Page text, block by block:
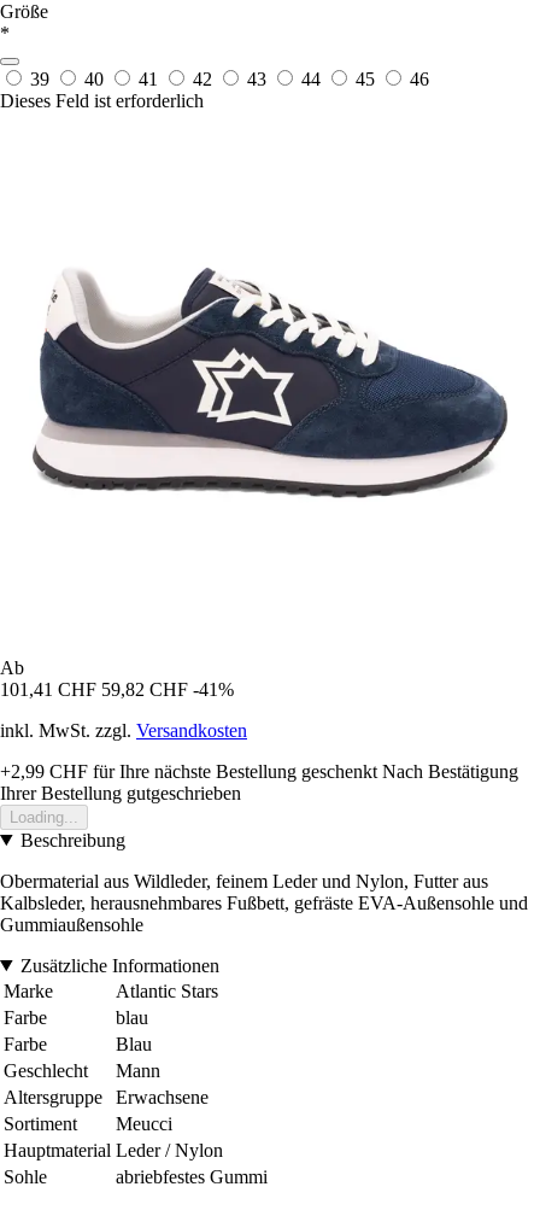
Größe
*
39 40 41 42 43 44 45
46
Dieses Feld ist erforderlich
Ab
101,41 CHF 59,82 CHF -41%
inkl. MwSt. zzgl. Versandkosten
+2,99 CHF für Ihre nächste Bestellung geschenkt Nach Bestätigung
Ihrer Bestellung gutgeschrieben
Loading...
Beschreibung
Obermaterial aus Wildleder, feinem Leder und Nylon, Futter aus
Kalbsleder, herausnehmbares Fußbett, gefräste EVA-Außensohle und
Gummiaußensohle
Zusätzliche Informationen
Marke
Atlantic Stars
Farbe
blau
Farbe
Blau
Geschlecht
Mann
Altersgruppe
Erwachsene
Sortiment
Meucci
Hauptmaterial Leder / Nylon
Sohle
abriebfestes Gummi